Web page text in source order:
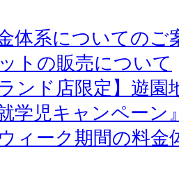
体系についてのご
トの販売について
ンド店限定】遊
学児キャンペーン
ィーク期間の料金